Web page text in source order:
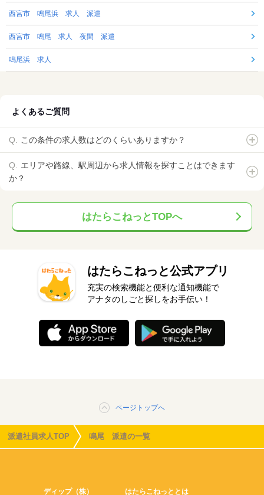
西宮市 鳴尾浜 求人 派遣
西宮市 鳴尾 求人 夜間 派遣
鳴尾浜 求人
よくあるご質問
この条件の求人数はどのくらいありますか？
エリアや路線、駅周辺から求人情報を探すことはできます
か？
はたらこねっとTOPへ
はたらこねっと公式アプリ
充実の検索機能と便利な通知機能で
アナタのしごと探しをお手伝い！
ページトップへ
派遣社員求人TOP 鳴尾 派遣の一覧
ディップ（株） はたらこねっととは